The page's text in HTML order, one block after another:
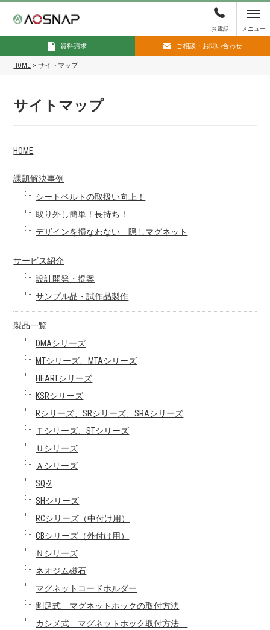
資料請求 ご相談・お問い合わせ
お電話 メニュー
HOME >サイトマップ
サイトマップ
HOME
課題解決事例
シートベルトの取扱い向上！
取り外し簡単！長持ち！
デザインを損なわない 隠しマグネット
サービス紹介
設計開発・提案
サンプル品・試作品製作
製品一覧
DMAシリーズ
MTシリーズ、MTAシリーズ
HEARTシリーズ
KSRシリーズ
Rシリーズ、SRシリーズ、SRAシリーズ
Ｔシリーズ、STシリーズ
Ｕシリーズ
Ａシリーズ
SQ-2
SHシリーズ
RCシリーズ（中付け用）
CBシリーズ（外付け用）
Ｎシリーズ
ネオジム磁石
マグネットコードホルダー
割足式 マグネットホックの取付方法
カシメ式 マグネットホック取付方法